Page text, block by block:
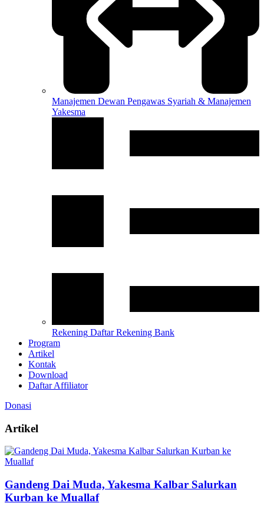
Manajemen Dewan Pengawas Syariah & Manajemen
Yakesma
Rekening Daftar Rekening Bank
Program
Artikel
Kontak
Download
Daftar Affiliator
Donasi
Artikel
Gandeng Dai Muda, Yakesma Kalbar Salurkan
Kurban ke Muallaf